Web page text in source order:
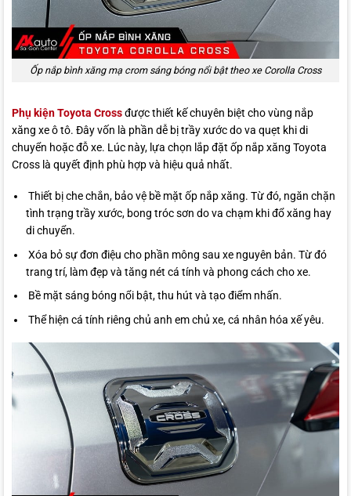
Ốp nắp bình xăng mạ crom sáng bóng nổi bật theo xe Corolla Cross
Phụ kiện Toyota Crossđược thiết kế chuyên biệt cho vùng nắp
xăng xe ô tô. Đây vốn là phần dễ bị trầy xước do va quẹt khi di
chuyển hoặc đỗ xe. Lúc này, lựa chọn lắp đặt ốp nắp xăng Toyota
Cross là quyết định phù hợp và hiệu quả nhất.
Thiết bị che chắn, bảo vệ bề mặt ốp nắp xăng. Từ đó, ngăn chặn
tình trạng trầy xước, bong tróc sơn do va chạm khi đổ xăng hay
di chuyển.
Xóa bỏ sự đơn điệu cho phần mông sau xe nguyên bản. Từ đó
trang trí, làm đẹp và tăng nét cá tính và phong cách cho xe.
Bề mặt sáng bóng nổi bật, thu hút và tạo điểm nhấn.
Thể hiện cá tính riêng chủ anh em chủ xe, cá nhân hóa xế yêu.